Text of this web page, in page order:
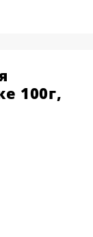
100г,